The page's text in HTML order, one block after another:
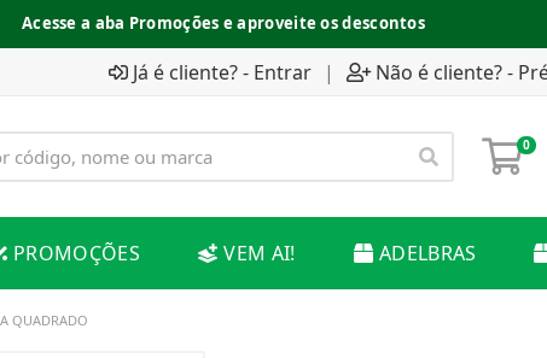
Acesse a aba Promoções e aproveite os descontos
Já é cliente? - Entrar | Não é cliente? -
0
PROMOÇÕES VEM AI! ADELBRAS
QUADRADO